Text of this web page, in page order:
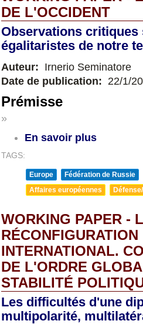
DE L'OCCIDENT
Observations
égalitaristes de notre
Auteur: Irnerio Seminatore
Date de publication: 22/1/
Prémisse
»
En savoir plus
TAGS:
Europe
Fédération de Russie
Affaires européennes
WORKING PAPER -
INTERNATIONAL.
DE L'ORDRE
STABILITÉ
Les difficultés d'une
multipolarité,